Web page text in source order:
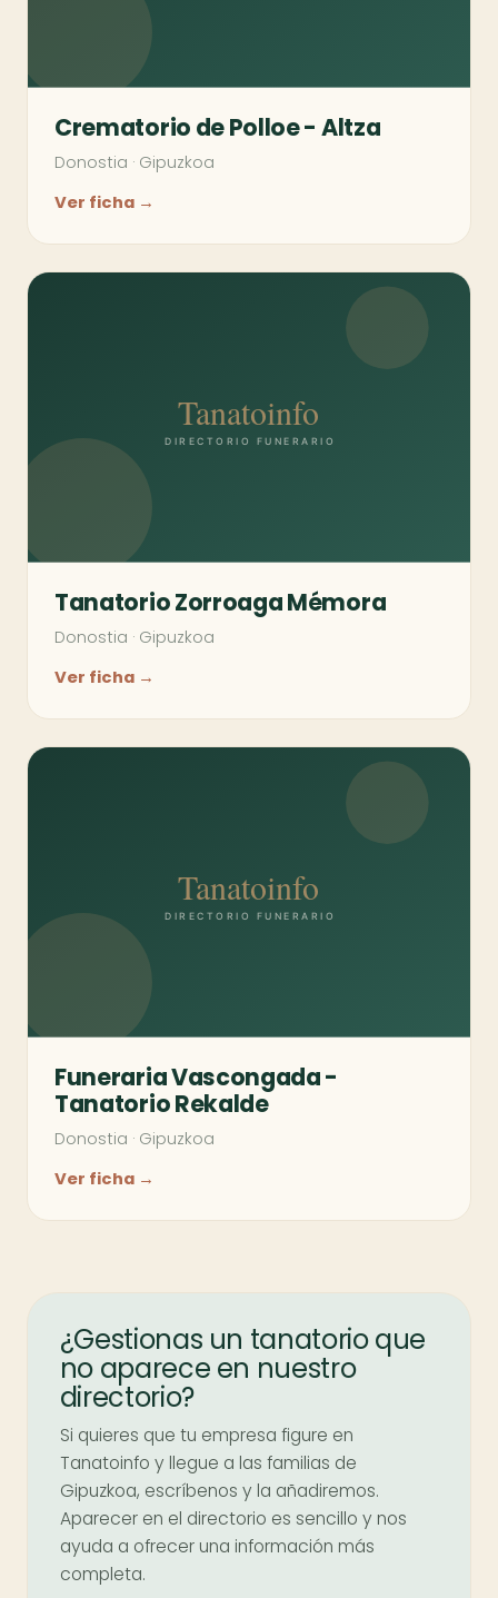
Crematorio de Polloe - Altza
Donostia · Gipuzkoa
Ver ficha →
Tanatorio Zorroaga Mémora
Donostia · Gipuzkoa
Ver ficha →
Funeraria Vascongada -
Tanatorio Rekalde
Donostia · Gipuzkoa
Ver ficha →
¿Gestionas un tanatorio que
no aparece en nuestro
directorio?
Si quieres que tu empresa figure en
Tanatoinfo y llegue a las familias de
Gipuzkoa, escríbenos y la añadiremos.
Aparecer en el directorio es sencillo y nos
ayuda a ofrecer una información más
completa.